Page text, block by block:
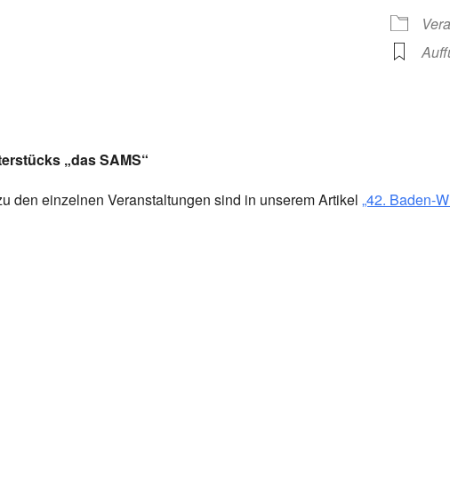
iCalendar
„das SAMS“
den einzelnen Veranstaltungen sind in unserem Artikel „42. Baden-